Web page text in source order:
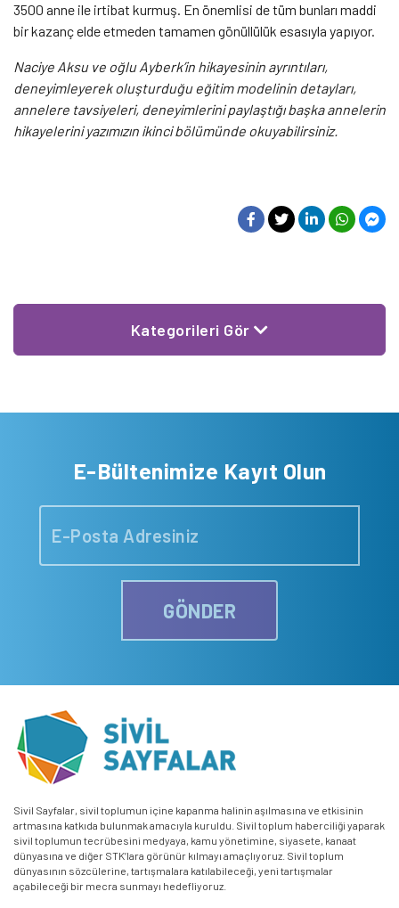
3500 anne ile irtibat kurmuş. En önemlisi de tüm bunları maddi
bir kazanç elde etmeden tamamen gönüllülük esasıyla yapıyor.
Naciye Aksu ve oğlu Ayberk’in hikayesinin ayrıntıları,
deneyimleyerek oluşturduğu eğitim modelinin detayları,
annelere tavsiyeleri, deneyimlerini paylaştığı başka annelerin
hikayelerini yazımızın ikinci bölümünde okuyabilirsiniz.
Kategorileri Gör
E-Bültenimize Kayıt Olun
GÖNDER
Sivil Sayfalar, sivil toplumun içine kapanma halinin aşılmasına ve etkisinin
artmasına katkıda bulunmak amacıyla kuruldu. Sivil toplum haberciliği yaparak
sivil toplumun tecrübesini medyaya, kamu yönetimine, siyasete, kanaat
dünyasına ve diğer STK’lara görünür kılmayı amaçlıyoruz. Sivil toplum
dünyasının sözcülerine, tartışmalara katılabileceği, yeni tartışmalar
açabileceği bir mecra sunmayı hedefliyoruz.